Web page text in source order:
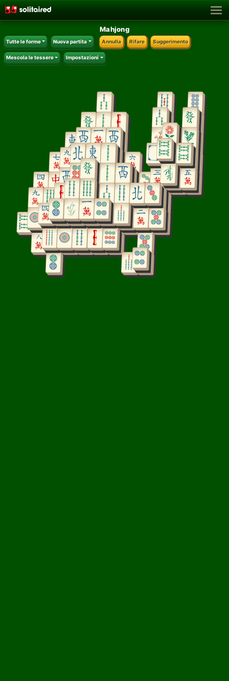
Mahjong
Tutte le forme Nuova partita Annulla Rifare Suggerimento
Mescola le tessere Impostazioni